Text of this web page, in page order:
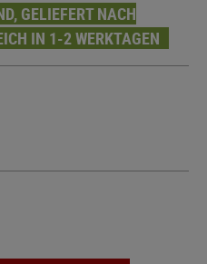
GELIEFERT NACH
IN 1-2 WERKTAGEN